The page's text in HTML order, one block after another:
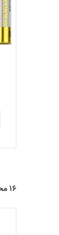
16 محصولات مشابه در شاخه های مختلف: